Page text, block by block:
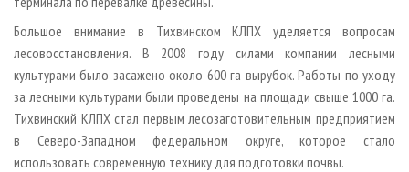
Большое внимание в Тихвинском КЛПХ уделяется вопросам
лесовосстановления. В 2008 году силами компании лесными
культурами было засажено около 600 га вырубок. Работы по уходу
за лесными культурами были проведены на площади свыше 1000 га.
Тихвинский КЛПХ стал первым лесозаготовительным предприятием
в Северо-Западном федеральном округе, которое стало
использовать современную технику для подготовки почвы.